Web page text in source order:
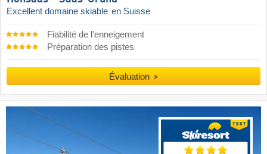
Excellent domaine skiable en Suisse
Fiabilité de l'enneigement
Préparation des pistes
Évaluation